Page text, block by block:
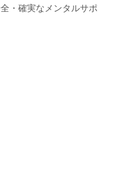
・確実なメンタルサポ